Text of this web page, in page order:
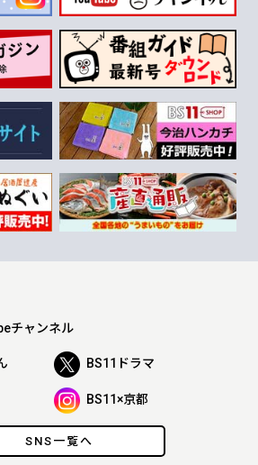
SNS一覧へ
チャンネル
BS11ドラマ
BS11×京都